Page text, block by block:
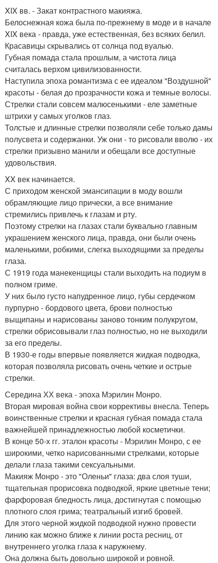
XIX вв. - Закат контрастного макияжа.
Белоснежная кожа была по-прежнему в моде и в начале
XIX века - правда, уже естественная, без всяких белил.
Красавицы скрывались от солнца под вуалью.
Губная помада стала прошлым, а чистота лица
считалась верхом цивилизованности.
Наступила эпоха романтизма с ее идеалом "Воздушной"
красоты - белая до прозрачности кожа и темные волосы.
Стрелки стали совсем малюсенькими - еле заметные
штрихи у самых уголков глаз.
Толстые и длинные стрелки позволяли себе только дамы
полусвета и содержанки. Уж они - то рисовали вволю - их
стрелки призывно манили и обещали все доступные
удовольствия.
XX век начинается.
С приходом женской эмансипации в моду вошли
обрамляющие лицо прически, а все внимание
стремились привлечь к глазам и рту.
Поэтому стрелки на глазах стали буквально главным
украшением женского лица, правда, они были очень
маленькими, робкими, слегка выходящими за пределы
глаза.
С 1919 года манекенщицы стали выходить на подиум в
полном гриме.
У них было густо напудренное лицо, губы сердечком
пурпурно - бордового цвета, брови полностью
выщипаны и нарисованы заново тонким полукругом,
стрелки обрисовывали глаз полностью, но не выходили
за его пределы.
В 1930-е годы впервые появляется жидкая подводка,
которая позволяла рисовать очень четкие и острые
стрелки.
Середина ХХ века - эпоха Мэрилин Монро.
Вторая мировая война свои коррективы внесла. Теперь
воинственные стрелки и красная губная помада стала
важнейшей принадлежностью любой косметички.
В конце 50-х гг. эталон красоты - Мэрилин Монро, с ее
широкими, четко нарисованными стрелками, которые
делали глаза такими сексуальными.
Макияж Монро - это "Оленьи" глаза: два слоя туши,
тщательная прорисовка подводкой, яркие цветные тени;
фарфоровая бледность лица, достигнутая с помощью
плотного слоя грима; театральный изгиб бровей.
Для этого черной жидкой подводкой нужно провести
линию как можно ближе к линии роста ресниц, от
внутреннего уголка глаза к наружнему.
Она должна быть довольно широкой и ровной.